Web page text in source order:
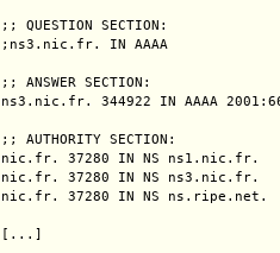
;; QUESTION SECTION:
;ns3.nic.fr. IN AAAA
;; ANSWER SECTION:
ns3.nic.fr. 344922 IN AAAA
;; AUTHORITY SECTION:
nic.fr. 37280 IN NS ns1.nic.fr.
nic.fr. 37280 IN NS ns3.nic.fr.
nic.fr. 37280 IN NS ns.ripe.net.
[...]